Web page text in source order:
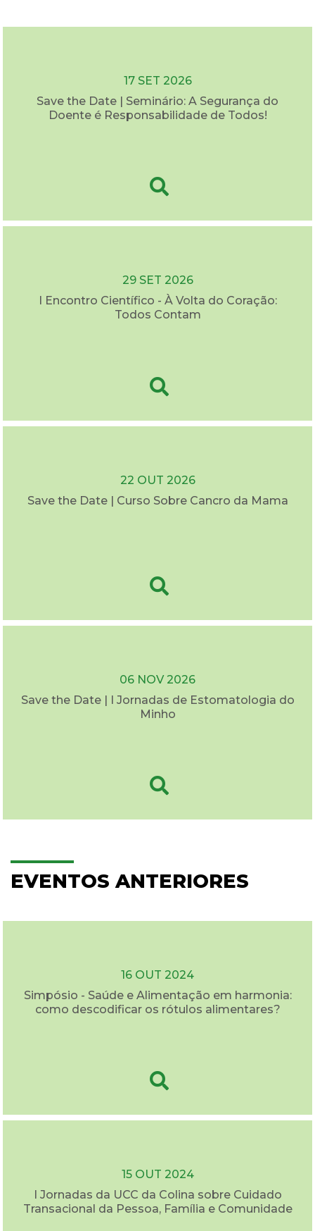
17 SET 2026
Save the Date | Seminário: A Segurança do
Doente é Responsabilidade de Todos!
29 SET 2026
I Encontro Científico - À Volta do Coração:
Todos Contam
22 OUT 2026
Save the Date | Curso Sobre Cancro da Mama
06 NOV 2026
Save the Date | I Jornadas de Estomatologia do
Minho
EVENTOS ANTERIORES
16 OUT 2024
Simpósio - Saúde e Alimentação em harmonia:
como descodificar os rótulos alimentares?
15 OUT 2024
I Jornadas da UCC da Colina sobre Cuidado
Transacional da Pessoa, Família e Comunidade